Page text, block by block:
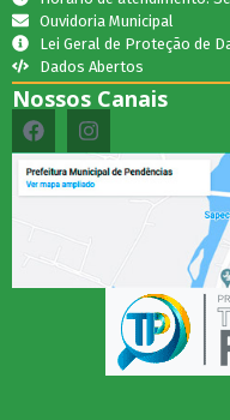
Ouvidoria Municipal
Lei Geral de Proteção de
Dados Abertos
Nossos Canais